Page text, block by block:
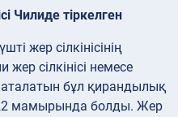
Чилиде тіркелген
жер сілкінісінің
сілкінісі немесе
аталатын бұл қирандылық
22 мамырында болды. Жер